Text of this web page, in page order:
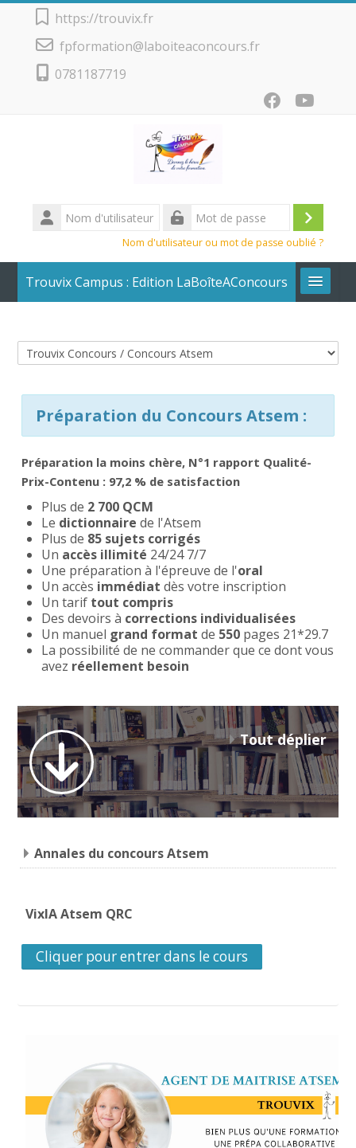
Passer au contenu principal
https://trouvix.fr
fpformation@laboiteaconcours.fr
0781187719
Nom
d'utilisateur
Nom d'utilisateur ou mot de passe oublié ?
Trouvix Campus : Edition LaBoîteAConcours
CAP AEPE
MPC
Vers Trouvix
Salle des Profs
Salles de Cours
DiY
Catégories de cours
Préparation du Concours Atsem :
Préparation la moins chère, N°1 rapport Qualité-
Prix-Contenu : 97,2 % de satisfaction
Plus de 2 700 QCM
Le dictionnairede l'Atsem
Plus de 85 sujets corrigés
Un accès illimité 24/24 7/7
Une préparation à l'épreuve de l'oral
Un accès immédiatdès votre inscription
Un tarif tout compris
Des devoirs à corrections individualisées
Un manuel grand format de 550 pages 21*29.7
La possibilité de ne commander que ce dont vous
avez réellement besoin
Tout déplier
Annales du concours Atsem
VixIA Atsem QRC
Cliquer pour entrer dans le cours